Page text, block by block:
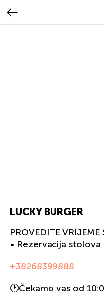
LUCKY BURGER
PROVEDITE VRIJEME
• Rezervacija stolova
+38268399888
🕑Čekamo vas od